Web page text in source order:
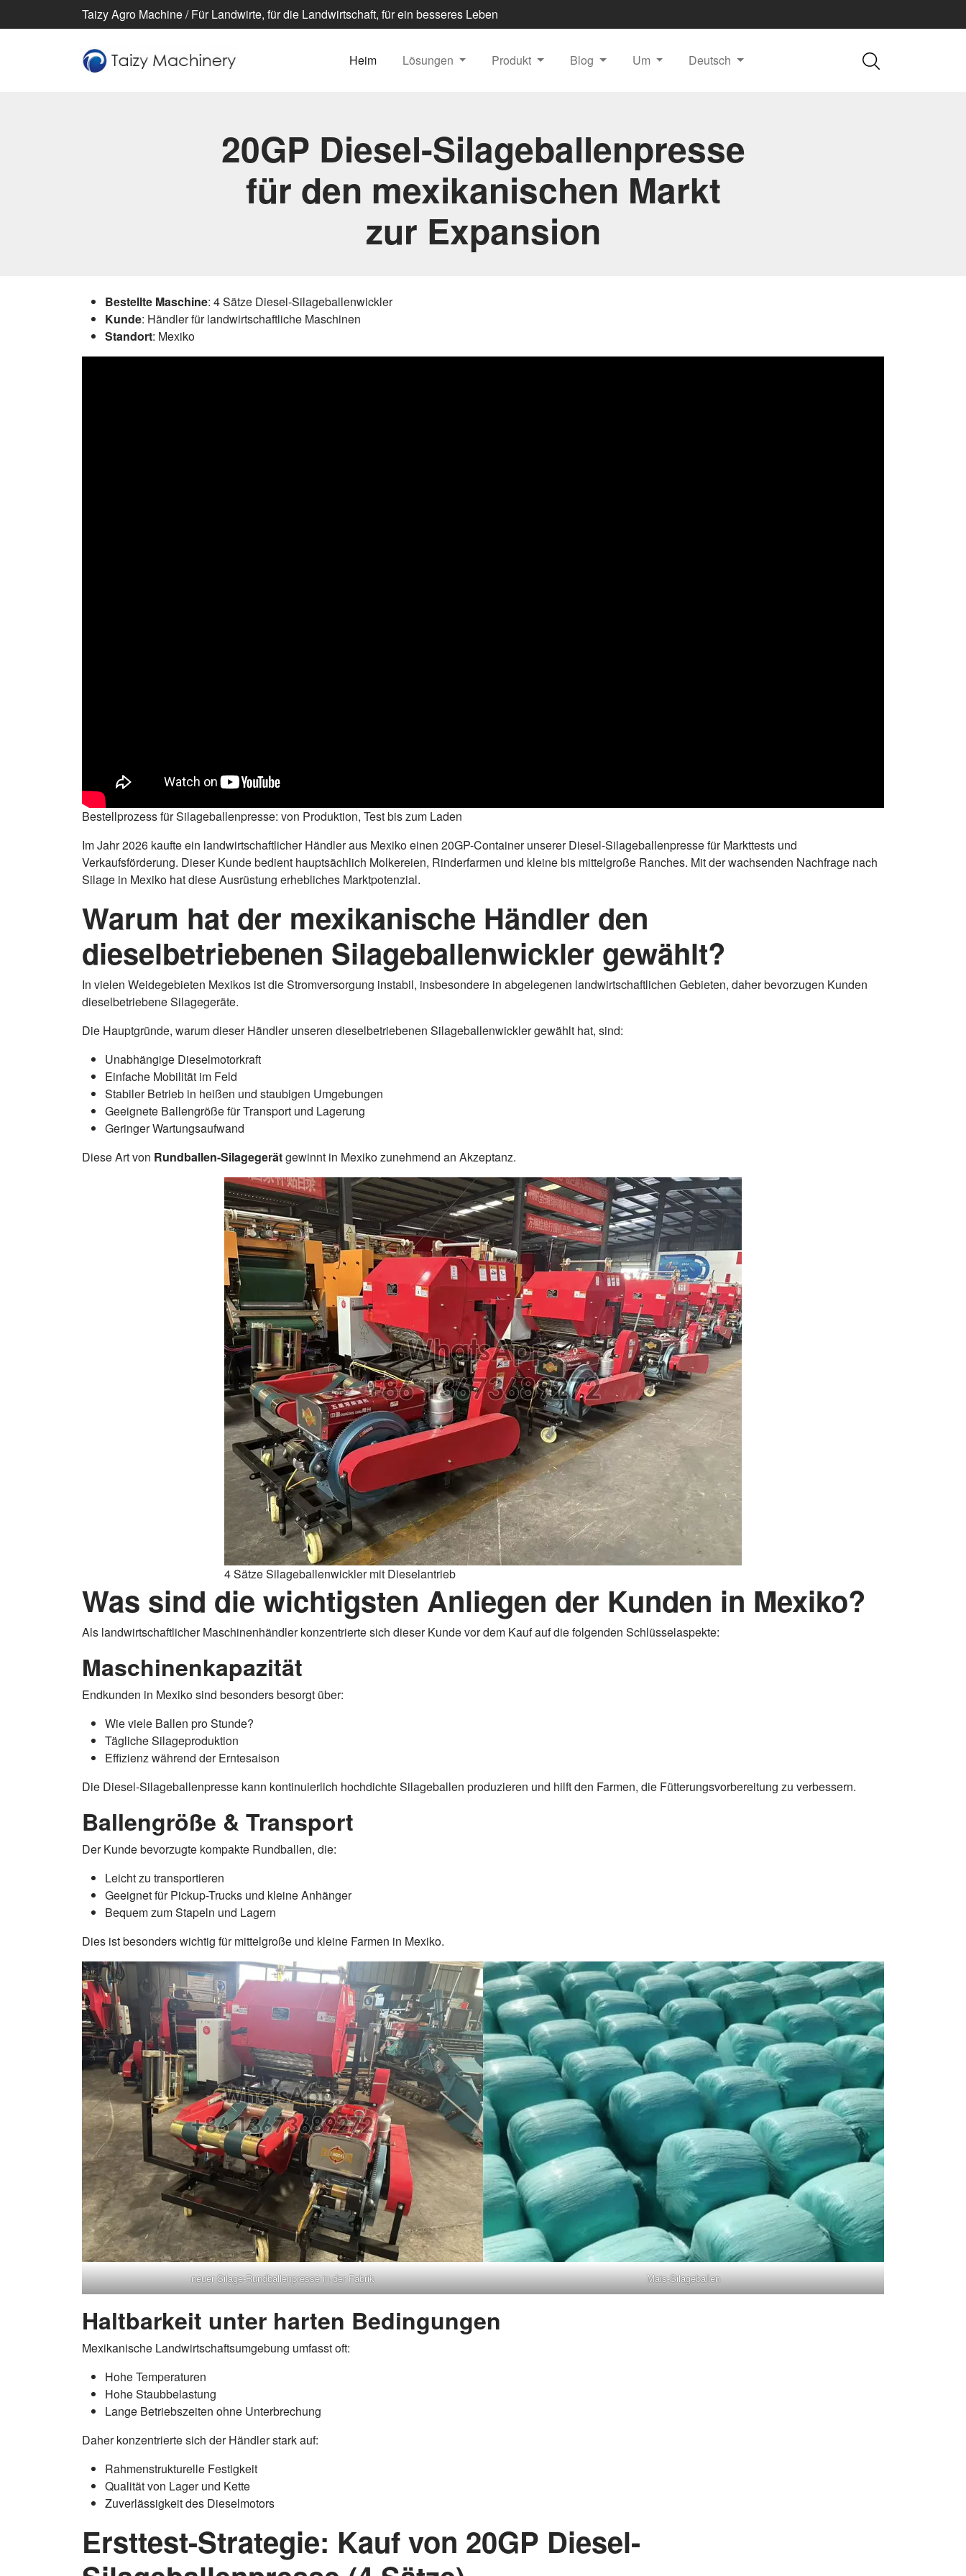
Taizy Agro Machine / Für Landwirte, für die Landwirtschaft, für ein besseres Leben
Heim Lösungen Produkt Blog Um Deutsch
20GP Diesel-Silageballenpresse
für den mexikanischen Markt
zur Expansion
Bestellte Maschine: 4 Sätze Diesel-Silageballenwickler
Kunde: Händler für landwirtschaftliche Maschinen
Standort: Mexiko
Bestellprozess für Silageballenpresse: von Produktion, Test bis zum Laden
Im Jahr 2026 kaufte ein landwirtschaftlicher Händler aus Mexiko einen 20GP-Container unserer Diesel-Silageballenpresse für Markttests und
Verkaufsförderung. Dieser Kunde bedient hauptsächlich Molkereien, Rinderfarmen und kleine bis mittelgroße Ranches. Mit der wachsenden Nachfrage nach
Silage in Mexiko hat diese Ausrüstung erhebliches Marktpotenzial.
Warum hat der mexikanische Händler den
dieselbetriebenen Silageballenwickler gewählt?
In vielen Weidegebieten Mexikos ist die Stromversorgung instabil, insbesondere in abgelegenen landwirtschaftlichen Gebieten, daher bevorzugen Kunden
dieselbetriebene Silagegeräte.
Die Hauptgründe, warum dieser Händler unseren dieselbetriebenen Silageballenwickler gewählt hat, sind:
Unabhängige Dieselmotorkraft
Einfache Mobilität im Feld
Stabiler Betrieb in heißen und staubigen Umgebungen
Geeignete Ballengröße für Transport und Lagerung
Geringer Wartungsaufwand
Diese Art von Rundballen-Silagegerätgewinnt in Mexiko zunehmend an Akzeptanz.
4 Sätze Silageballenwickler mit Dieselantrieb
Was sind die wichtigsten Anliegen der Kunden in Mexiko?
Als landwirtschaftlicher Maschinenhändler konzentrierte sich dieser Kunde vor dem Kauf auf die folgenden Schlüsselaspekte:
Maschinenkapazität
Endkunden in Mexiko sind besonders besorgt über:
Wie viele Ballen pro Stunde?
Tägliche Silageproduktion
Effizienz während der Erntesaison
Die Diesel-Silageballenpresse kann kontinuierlich hochdichte Silageballen produzieren und hilft den Farmen, die Fütterungsvorbereitung zu verbessern.
Ballengröße & Transport
Der Kunde bevorzugte kompakte Rundballen, die:
Leicht zu transportieren
Geeignet für Pickup-Trucks und kleine Anhänger
Bequem zum Stapeln und Lagern
Dies ist besonders wichtig für mittelgroße und kleine Farmen in Mexiko.
neuer Silage-Rundballenpresse in der Fabrik Mais-Silageballen
Haltbarkeit unter harten Bedingungen
Mexikanische Landwirtschaftsumgebung umfasst oft:
Hohe Temperaturen
Hohe Staubbelastung
Lange Betriebszeiten ohne Unterbrechung
Daher konzentrierte sich der Händler stark auf:
Rahmenstrukturelle Festigkeit
Qualität von Lager und Kette
Zuverlässigkeit des Dieselmotors
Ersttest-Strategie: Kauf von 20GP Diesel-